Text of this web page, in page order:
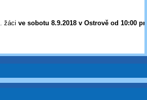
žáci ve sobotu 8.9.2018 v Ostrově od 10:00